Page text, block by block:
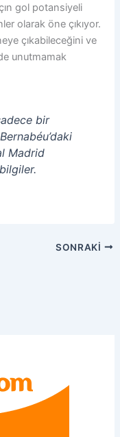
gol potansiyeli
olarak öne çıkıyor.
çıkabileceğini ve
unutmamak
bir
Madrid
SONRAKI